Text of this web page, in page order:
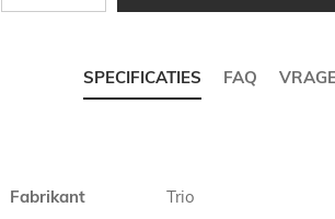
SPECIFICATIES FAQ
Meer
Fabrikant
Trio